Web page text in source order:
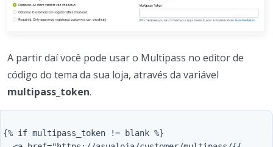
A partir daí você pode usar o Multipass no editor de
código do tema da sua loja, através da variável
multipass_token.
{% if multipass_token != blank %}